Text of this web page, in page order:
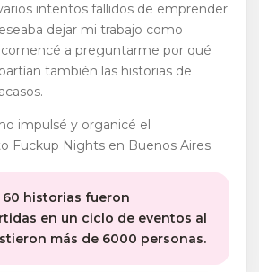
intentos fallidos de emprender
dejar mi trabajo como
a preguntarme por qué
también las historias de
impulsé y organicé el
Fuckup Nights en Buenos Aires.
60 historias fueron
en un ciclo de eventos al
más de 6000 personas.